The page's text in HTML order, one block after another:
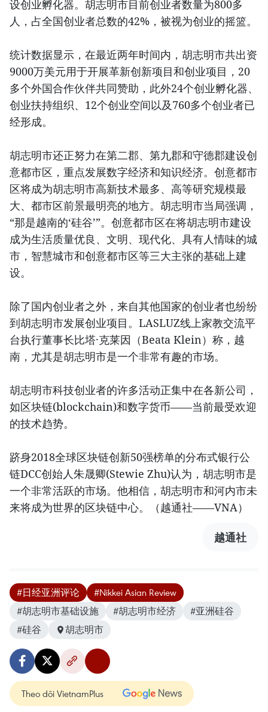
设创业孵化器。胡志明市目前创业者数量为800多
人，占全国创业者总数的42%，被视为创业的摇篮。
统计数据显示，在最近两年时间内，胡志明市共出资
9000万美元用于开展革新创新项目和创业项目，20
多个外国合作伙伴共同赞助，此外24个创业孵化器、
创业扶持组织、12个创业空间以及760多个创业者已
经形成。
胡志明市还正努力在第二郡、第九郡和守德郡建设创
意都市区，重点发展数字经济和知识经济。创意都市
区将成为胡志明市高新技术最多、高等研究规模最
大、都市区前景最明亮的地方。胡志明市当局强调，
“那是越南的‘硅谷’”。创意都市区在将胡志明市建设
成为生活质量优良、文明、现代化、具有人情味的城
市，智慧城市和创意都市区等三大主张的基础上建
设。
除了国内创业者之外，来自其他国家的创业者也纷纷
到胡志明市发展创业项目。LASLUZ线上家教交流平
台执行董事长比塔·克莱因（Beata Klein）称，越
南，尤其是胡志明市是一个非常有趣的市场。
胡志明市科技创业者的许多活动正集中在各新公司，
如区块链(blockchain)和数字货币——当前最受欢迎
的技术趋势。
跻身2018全球区块链创新50强榜单的分布式银行公
链DCC创始人朱晟卿(Stewie Zhu)认为，胡志明市是
一个非常活跃的市场。他相信，胡志明市和河内市未
来将成为世界的区块链中心。（越通社——VNA）
越通社
#日经亚洲评论
#Nikkei Asian Review
#胡志明市基础设施
#胡志明市经济
#亚洲硅谷
#硅谷
胡志明市
Theo dõi VietnamPlus